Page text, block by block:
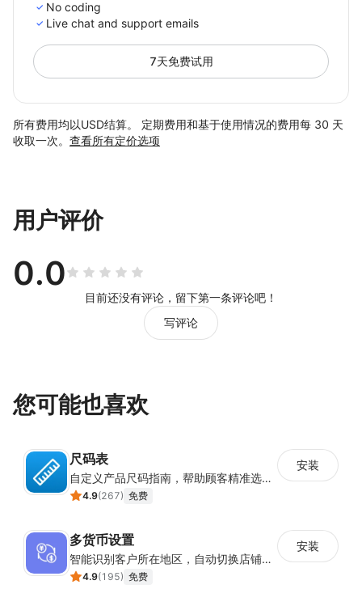
No coding
Live chat and support emails
7天免费试用
所有费用均以USD结算。 定期费用和基于使用情况的费用每 30 天
收取一次。 查看所有定价选项
用户评价
0.0
目前还没有评论，留下第一条评论吧！
写评论
您可能也喜欢
尺码表
自定义产品尺码指南，帮助顾客精准选择所需尺码
4.9(267) 免费
安装
多货币设置
智能识别客户所在地区，自动切换店铺货币展示
4.9(195) 免费
安装